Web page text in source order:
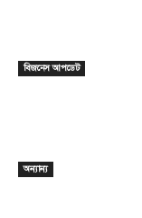
বিজনেস আপডেট
অন্যান্য